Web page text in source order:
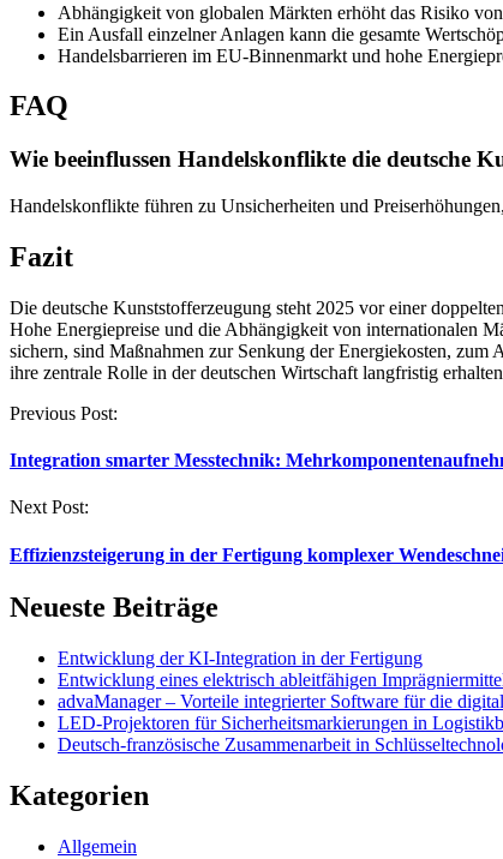
Abhängigkeit von globalen Märkten erhöht das Risiko
Ein Ausfall einzelner Anlagen kann die gesamte
Handelsbarrieren im EU-Binnenmarkt und hohe
FAQ
Wie beeinflussen Handelskonflikte die deutsche
Handelskonflikte führen zu Unsicherheiten und
Fazit
Die deutsche Kunststofferzeugung steht 2025 vor einer
Hohe Energiepreise und die Abhängigkeit von internationalen
sichern, sind Maßnahmen zur Senkung der Energiekosten,
ihre zentrale Rolle in der deutschen Wirtschaft langfristig
Post
Previous Post:
Integration smarter Messtechnik:
Next Post:
Effizienzsteigerung in der Fertigung komplexer
Neueste Beiträge
Entwicklung der KI-Integration in der Fertigung
Entwicklung eines elektrisch ableitfähigen
advaManager – Vorteile integrierter Software für die
LED-Projektoren für Sicherheitsmarkierungen in
Deutsch-französische Zusammenarbeit in
Kategorien
Allgemein